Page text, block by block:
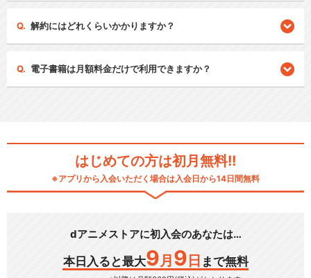
解約にはどれくらいかかりますか？
電子書籍は月額料金だけで利用できますか？
はじめての方は初月無料!!
※アプリから入会いただく場合は入会日から14日間無料
dアニメストアに初入会のあなたは…
本日入ると最大9 月 9 日 まで無料